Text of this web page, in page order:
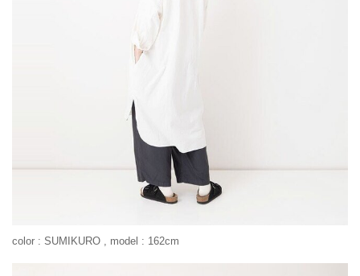
color : SUMIKURO , model : 162cm